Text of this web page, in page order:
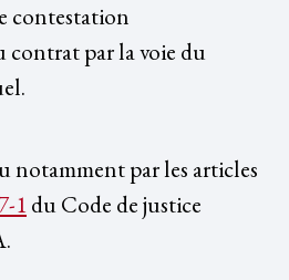
contestation
contrat par la voie du
notamment par les articles
1du Code de justice